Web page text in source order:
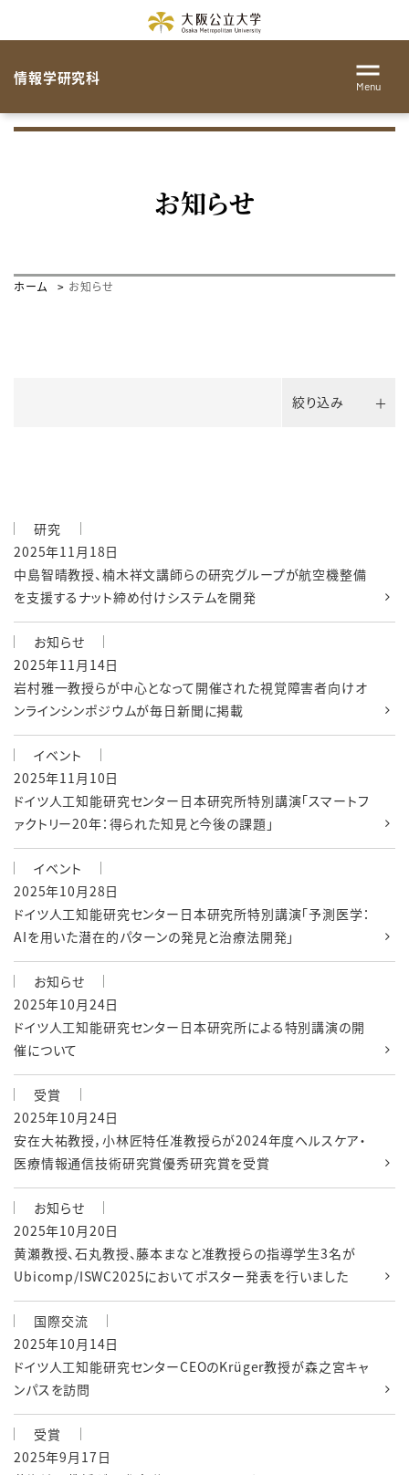
情報学研究科 Menu
お知らせ
ホーム お知らせ
絞り込み
研究
2025年11月18日
中島智晴教授、楠木祥文講師らの研究グループが航空機整備
を支援するナット締め付けシステムを開発
お知らせ
2025年11月14日
岩村雅一教授らが中心となって開催された視覚障害者向けオ
ンラインシンポジウムが毎日新聞に掲載
イベント
2025年11月10日
ドイツ人工知能研究センター日本研究所特別講演「スマートフ
ァクトリー20年：得られた知見と今後の課題」
イベント
2025年10月28日
ドイツ人工知能研究センター日本研究所特別講演「予測医学：
AIを用いた潜在的パターンの発見と治療法開発」
お知らせ
2025年10月24日
ドイツ人工知能研究センター日本研究所による特別講演の開
催について
受賞
2025年10月24日
安在大祐教授，小林匠特任准教授らが2024年度ヘルスケア・
医療情報通信技術研究賞優秀研究賞を受賞
お知らせ
2025年10月20日
黄瀬教授、石丸教授、藤本まなと准教授らの指導学生3名が
Ubicomp/ISWC2025においてポスター発表を行いました
国際交流
2025年10月14日
ドイツ人工知能研究センターCEOのKrüger教授が森之宮キャ
ンパスを訪問
受賞
2025年9月17日